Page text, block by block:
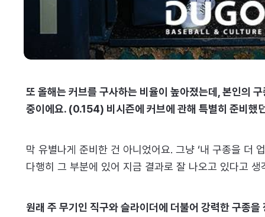
또 올해는 커브를 구사하는 비율이 높아졌는데, 본인의
중이에요. (0.154) 비시즌에 커브에 관해 특별히 준비했
막 유별나게 준비한 건 아니었어요. 그냥 ‘내 구종을 더
다행히 그 부분에 있어 지금 결과로 잘 나오고 있다고 생
원래 주 무기인 직구와 슬라이더에 더불어 강력한 구종